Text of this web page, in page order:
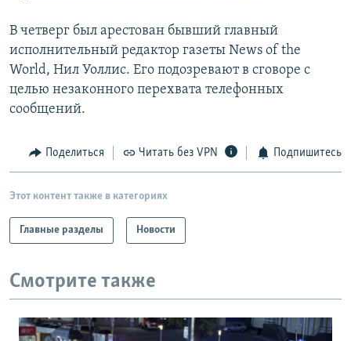
В четверг был арестован бывший главный
исполнительный редактор газеты News of the
World, Нил Уоллис. Его подозревают в сговоре с
целью незаконного перехвата телефонных
сообщений.
Поделиться Читать без VPN Подпишитесь
Этот контент также в категориях
Главные разделы Новости
Смотрите также